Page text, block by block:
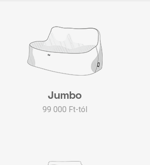
Jumbo
99 000 Ft-tól